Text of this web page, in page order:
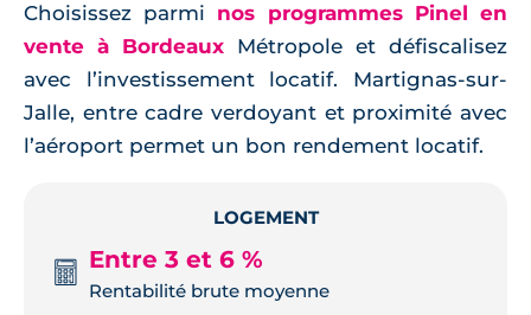
Choisissez parmi nos programmes Pinel en
vente à Bordeaux Métropole et défiscalisez
avec l’investissement locatif. Martignas-sur-
Jalle, entre cadre verdoyant et proximité avec
l’aéroport permet un bon rendement locatif.
LOGEMENT
Entre 3 et 6 %
Rentabilité brute moyenne